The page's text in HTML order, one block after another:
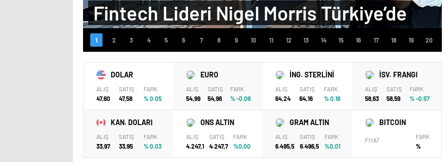
Fintech Lideri Nigel Morris Türkiye’de
DOLAR
ALIŞ
47,60
SATIŞ
47,58
FARK
% 0.05
EURO
ALIŞ
54,99
SATIŞ
54,96
FARK
% -0.06
İNG. STERLİNİ
ALIŞ
64,24
SATIŞ
64,16
FARK
% 0.16
İSV. FRANGI
ALIŞ
58,63
SATIŞ
58,59
FARK
% -0.57
KAN. DOLARI
ALIŞ
33,97
SATIŞ
33,95
FARK
% 0.03
ONS ALTIN
ALIŞ
4.247,1
SATIŞ
4.247,7
FARK
%0,00
GRAM ALTIN
ALIŞ
6.495,5
SATIŞ
6.496,5
FARK
%0,01
BITCOIN
FİYAT
FARK
%